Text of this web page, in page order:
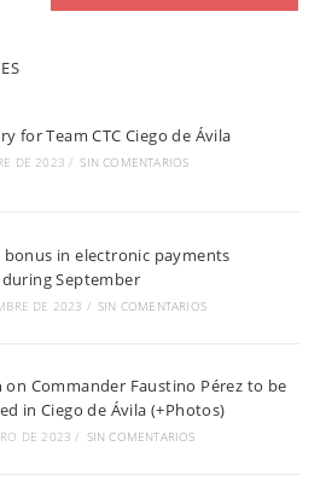
for Team CTC Ciego de Ávila
DE 2023 / SIN COMENTARIOS
in electronic payments
September
DE 2023 / SIN COMENTARIOS
on Commander Faustino Pérez to be
in Ciego de Ávila (+Photos)
DE 2023 / SIN COMENTARIOS